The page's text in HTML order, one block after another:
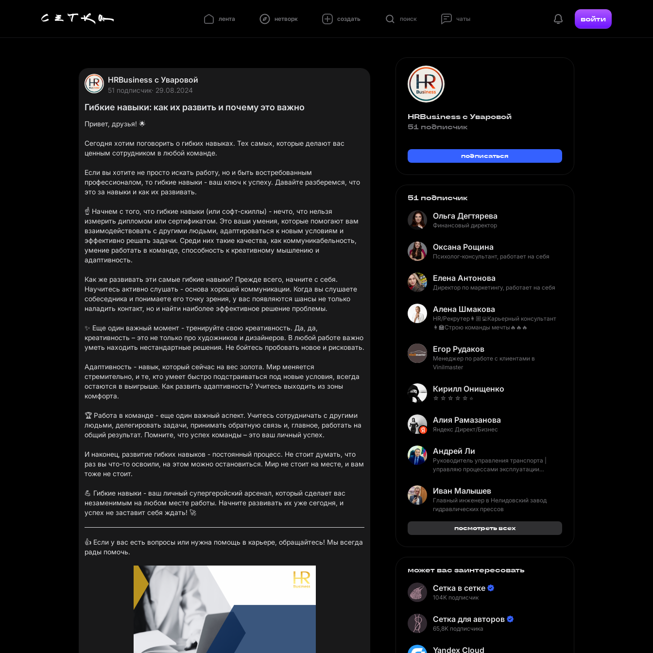
лента нетворк создать поиск чаты войти
HRBusiness с Уваровой
51 подписчик· 29.08.2024
Гибкие навыки: как их развить и почему это важно
Привет, друзья! 🌟
Сегодня хотим поговорить о гибких навыках. Тех самых, которые делают вас
ценным сотрудником в любой команде.
Если вы хотите не просто искать работу, но и быть востребованным
профессионалом, то гибкие навыки - ваш ключ к успеху. Давайте разберемся, что
это за навыки и как их развивать.
☝️ Начнем с того, что гибкие навыки (или софт-скиллы) - нечто, что нельзя
измерить дипломом или сертификатом. Это ваши умения, которые помогают вам
взаимодействовать с другими людьми, адаптироваться к новым условиям и
эффективно решать задачи. Среди них такие качества, как коммуникабельность,
умение работать в команде, способность к креативному мышлению и
адаптивность.
Как же развивать эти самые гибкие навыки? Прежде всего, начните с себя.
Научитесь активно слушать - основа хорошей коммуникации. Когда вы слушаете
собеседника и понимаете его точку зрения, у вас появляются шансы не только
наладить контакт, но и найти наиболее эффективное решение проблемы.
✨ Еще один важный момент - тренируйте свою креативность. Да, да,
креативность – это не только про художников и дизайнеров. В любой работе важно
уметь находить нестандартные решения. Не бойтесь пробовать новое и рисковать.
Адаптивность - навык, который сейчас на вес золота. Мир меняется
стремительно, и те, кто умеет быстро подстраиваться под новые условия, всегда
остаются в выигрыше. Как развить адаптивность? Учитесь выходить из зоны
комфорта.
🏆 Работа в команде - еще один важный аспект. Учитесь сотрудничать с другими
людьми, делегировать задачи, принимать обратную связь и, главное, работать на
общий результат. Помните, что успех команды – это ваш личный успех.
И наконец, развитие гибких навыков - постоянный процесс. Не стоит думать, что
раз вы что-то освоили, на этом можно остановиться. Мир не стоит на месте, и вам
тоже не стоит.
💪 Гибкие навыки - ваш личный супергеройский арсенал, который сделает вас
незаменимым на любом месте работы. Начните развивать их уже сегодня, и
успех не заставит себя ждать! 🚀
👍 Если у вас есть вопросы или нужна помощь в карьере, обращайтесь! Мы всегда
рады помочь.
HRBusiness с Уваровой
51 подписчик
подписаться
51 подписчик
Ольга Дегтярева
Финансовый директор
Оксана Рощина
Психолог-консультант, работает на себя
Елена Антонова
Директор по маркетингу, работает на себя
Алена Шмакова
HR/Рекрутер👩🏼‍💻Карьерный консультант
👩‍🏫Строю команды мечты🔥🔥🔥
Егор Рудаков
Менеджер по работе с клиентами в
Vinilmaster
Кирилл Онищенко
☆ ☆ ☆ ☆ ☆ ⭐️
Алия Рамазанова
Яндекс Директ/Бизнес
Андрей Ли
Руководитель управления транспорта |
управляю процессами эксплуатации
Иван Малышев
Главный инженер в Нелидовский завод
гидравлических прессов
посмотреть всех
может вас заинтересовать
Сетка в сетке
104K подписчик
Сетка для авторов
65,8K подписчика
Yandex Cloud